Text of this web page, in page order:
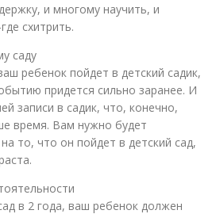
и многому научить, и
схитрить.
саду
ребенок пойдет в детский садик,
придется сильно заранее. И
записи в садик, что, конечно,
время. Вам нужно будет
то, что он пойдет в детский сад,
в 2 года, ваш ребенок должен